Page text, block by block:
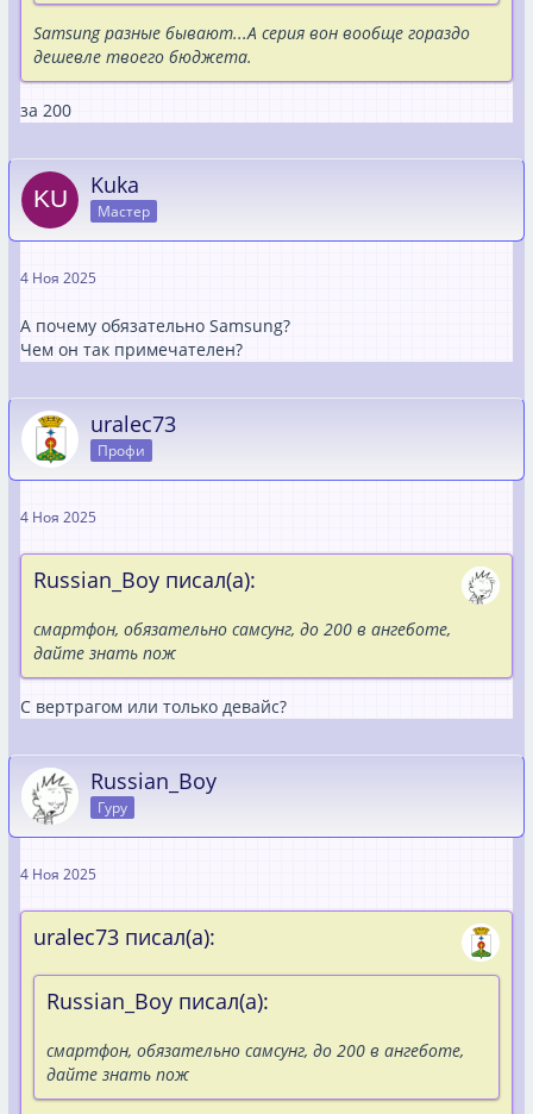
Samsung разные бывают...А серия вон вообще гораздо
дешевле твоего бюджета.
за 200
Kuka
Мастер
4 Ноя 2025
А почему обязательно Samsung?
Чем он так примечателен?
uralec73
Профи
4 Ноя 2025
Russian_Boy писал(а):
смартфон, обязательно самсунг, до 200 в ангеботе,
дайте знать пож
С вертрагом или только девайс?
Russian_Boy
Гуру
4 Ноя 2025
uralec73 писал(а):
Russian_Boy писал(а):
смартфон, обязательно самсунг, до 200 в ангеботе,
дайте знать пож